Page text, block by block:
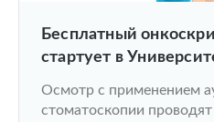
Бесплатный
стартует в
Осмотр с применением
стоматоскопии